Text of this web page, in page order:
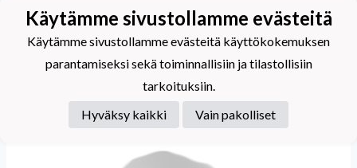
Holopainen Severi
Käytämme sivustollamme evästeitä
Käytämme sivustollamme evästeitä käyttökokemuksen
parantamiseksi sekä toiminnallisiin ja tilastollisiin
tarkoituksiin.
Hyväksy kaikki
Vain pakolliset